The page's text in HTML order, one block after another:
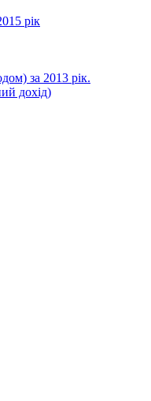
рік
за 2013 рік.
дохід)